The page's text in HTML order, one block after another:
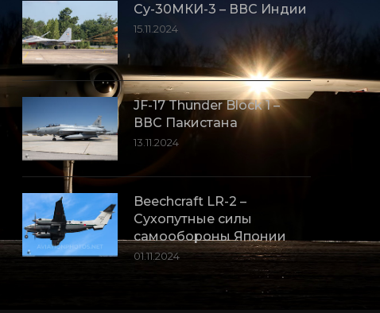
Су-30МКИ-3 – ВВС Индии
15.11.2024
JF-17 Thunder Block 1 –
ВВС Пакистана
13.11.2024
Beechcraft LR-2 –
Сухопутные силы
самообороны Японии
01.11.2024